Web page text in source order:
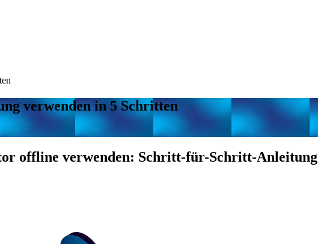
verwenden in 5 Schritten
offline verwenden: Schritt-für-Schritt-Anleitung